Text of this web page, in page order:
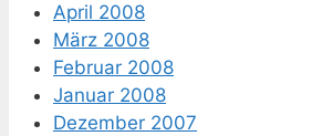
April 2008
März 2008
Februar 2008
Januar 2008
Dezember 2007